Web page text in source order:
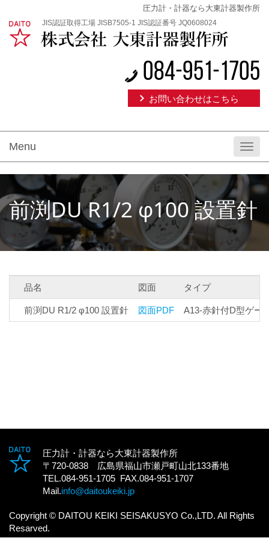
圧力計・計器なら大東計器製作所
JIS認証取得工場 JISB7505-1 JIS認証番号 JQ0608024
084-951-1705
お問い合わせはこちら
Menu
前渕DU R1/2 φ100 設置針
品名 図面 タイプ
前渕DU R1/2 φ100 設置針 図面PDF A13-赤針付D型ゲー
圧力計・計器なら大東計器製作所
〒720-0838 広島県福山市瀬戸町山北133番地
TEL.084-951-1705 FAX.084-951-1707
Mail.info@daitoukeiki.jp
Copyright © DAITOU KEIKI SEISAKUSYO Co.,LTD. All Rights
Resarved.